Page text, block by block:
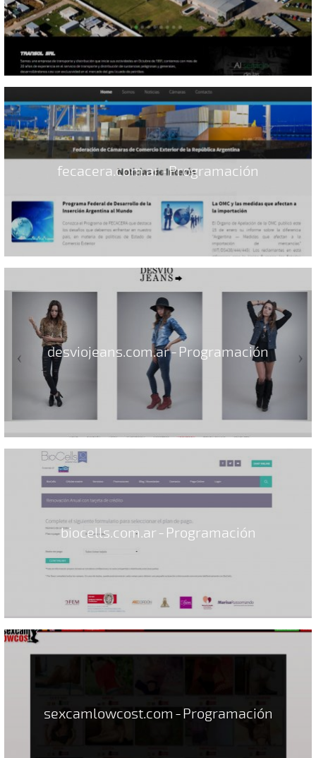
fecacera.com.ar - Programación
desviojeans.com.ar - Programación
biocells.com.ar - Programación
sexcamlowcost.com - Programación